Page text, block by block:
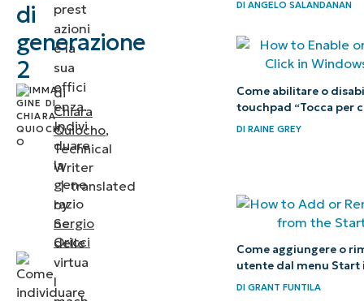
di
generazione
2
di
Chiara
Quiocho,
Technical
Writer
|translated
by
Sergio
Oricci
di Hyper-V di
prima e
confronto
Guida passo
per passo
individuare
prest
azioni
e la
sua
effici
enza.
Indivi
duare
la
gene
razio
ne
delle
virtua
l
DIANGELO SALANDANAN
Come abilitare o
touchpad “Tocca per
DIRAINE GREY
Come aggiungere o
utente dal menu Start
DIGRANT FUNTILA